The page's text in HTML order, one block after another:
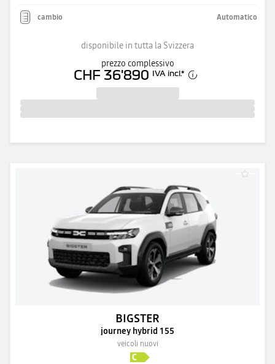
cambio Automatico
disponibile in tutta la Svizzera
prezzo complessivo
CHF 36'890 IVA incl.*
BIGSTER
journey hybrid 155
veicoli nuovi